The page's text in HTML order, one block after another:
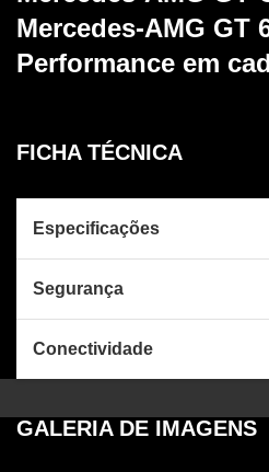
Mercedes-AMG GT
Performance em
FICHA TÉCNICA
Especificações
Segurança
Conectividade
GALERIA DE IMAGENS